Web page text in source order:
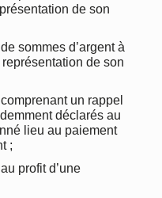
de son
sommes d’argent à
de son
un rappel
déclarés au
lieu au paiement
;
profit d’une